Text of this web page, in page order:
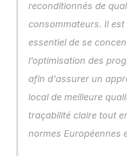
reconditionnés de
consommateurs. Il est
essentiel de se
l’optimisation des
afin d'assurer un
local de meilleure
traçabilité claire tout
normes Européennes